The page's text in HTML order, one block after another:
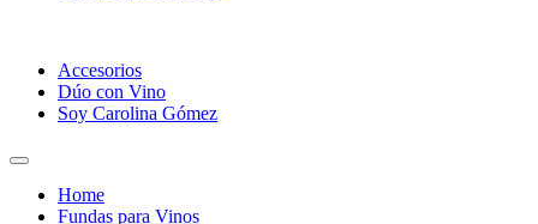
Accesorios
Dúo con Vino
Soy Carolina Gómez
Home
Fundas para Vinos